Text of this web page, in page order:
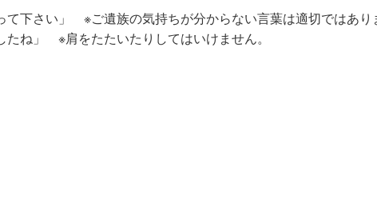
て下さい」 ※ご遺族の気持ちが分からない言葉は適切ではあり
たね」 ※肩をたたいたりしてはいけません。